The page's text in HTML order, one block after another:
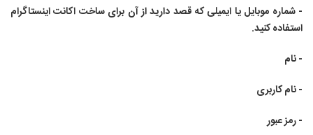
- شماره موبایل یا ایمیلی که قصد دارید از آن برای ساخت اکانت اینستاگرام
استفاده کنید.
- نام
- نام کاربری
- رمز عبور